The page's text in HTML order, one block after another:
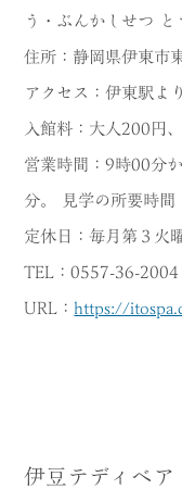
う・ぶんかしせつ と
住所：静岡県伊東市
アクセス：伊東駅よ
入館料：大人200円
営業時間：9時00分
分。 見学の所要時
定休日：毎月第３火
TEL：0557-36-2004
URL：https://
伊豆テディベア